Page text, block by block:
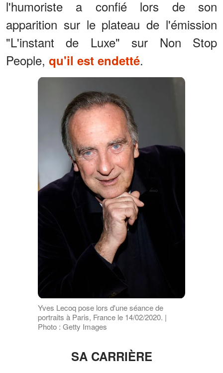
l'humoriste a confié lors de son
apparition sur le plateau de l'émission
"L'instant de Luxe" sur Non Stop
People, qu'il est endetté.
Yves Lecoq pose lors d'une séance de
portraits à Paris, France le 14/02/2020. |
Photo : Getty Images
SA CARRIÈRE